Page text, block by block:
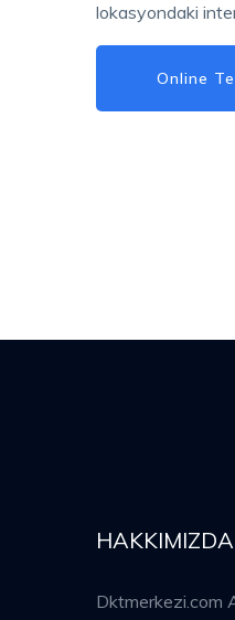
lokasyondaki
Online
HAKKIMIZDA
Dktmerkezi.com